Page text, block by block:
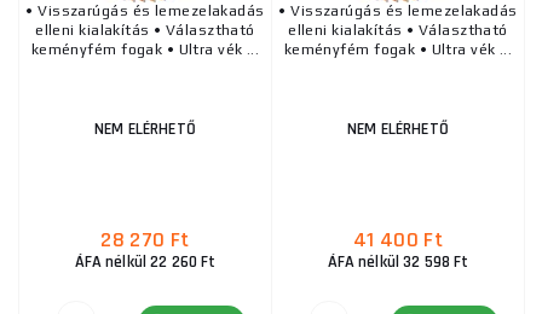
• Visszarúgás és lemezelakadás
elleni kialakítás • Választható
keményfém fogak • Ultra vék ...
NEM ELÉRHETŐ
28 270 Ft
ÁFA nélkül 22 260 Ft
• Visszarúgás és lemezelakadás
elleni kialakítás • Választható
keményfém fogak • Ultra vék ...
NEM ELÉRHETŐ
41 400 Ft
ÁFA nélkül 32 598 Ft